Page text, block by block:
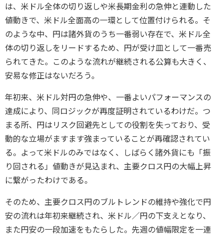
は、米ドル全体の切り返しや米長期金利の急伸と連動した
値動きで、米ドル全面高の一環として位置付けられる。そ
のような中、円は諸外貨のうち一番弱い存在で、米ドル全
体の切り返しをリードするため、円が受け皿として一番売
られてきた。このような流れが継続される公算も大きく、
安易な修正はないだろう。
年初来、米ドル対円の急伸や、一番よいパフォーマンスの
達成により、同ロジックが再度証明されているわけだ。つ
まる所、円はリスク回避先としての役割を失っており、受
動的な立場がますます強まっていることが再確認されてい
る。よって米ドルのみではなく、しばらく諸外貨にも「振
り回される」値動きが見込まれ、主要クロス円の大幅上昇
に繋がったわけである。
そのため、主要クロス円のブルトレンドの維持や強化で円
安の流れは年初来継続され、米ドル／円の下支えとなり、
また円安の一段加速をもたらした。先週の値幅限定を一連